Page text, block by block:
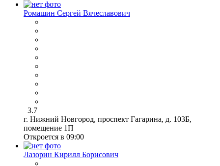
Ромашин Сергей Вячеславович
3.7
г. Нижний Новгород, проспект Гагарина, д. 103Б,
помещение 1П
Откроется в 09:00
Лазорин Кирилл Борисович